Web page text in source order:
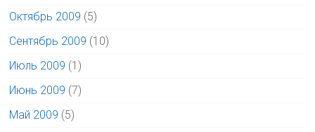
Октябрь 2009 (5)
Сентябрь 2009 (10)
Июль 2009 (1)
Июнь 2009 (7)
Май 2009 (5)